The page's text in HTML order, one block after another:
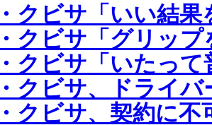
クビサ「いい結
クビサ「グリッ
クビサ「いたって
クビサ、ドライ
クビサ、契約に不